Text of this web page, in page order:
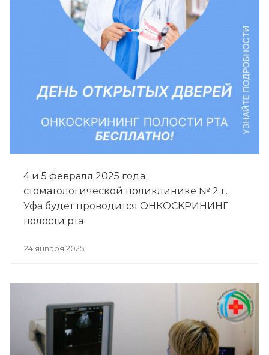
4 и 5 февраля 2025 года
стоматологической поликлинике № 2 г.
Уфа будет проводится ОНКОСКРИНИНГ
полости рта
24 января 2025